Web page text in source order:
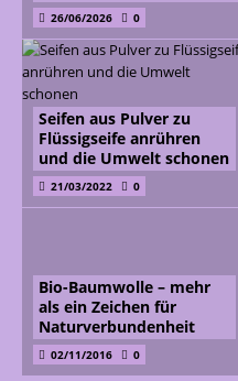
26/06/2026 0
Seifen aus Pulver zu
Flüssigseife anrühren
und die Umwelt schonen
21/03/2022 0
Bio-Baumwolle – mehr
als ein Zeichen für
Naturverbundenheit
02/11/2016 0